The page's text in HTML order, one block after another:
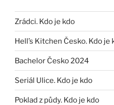
Zrádci. Kdo je kdo
Hell’s Kitchen Česko. Kdo je
Bachelor Česko 2024
Seriál Ulice. Kdo je kdo
Poklad z půdy. Kdo je kdo